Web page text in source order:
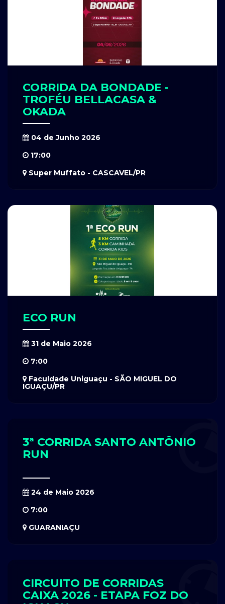
CORRIDA DA BONDADE -
TROFÉU BELLACASA &
OKADA
04 de Junho 2026
17:00
Super Muffato - CASCAVEL/PR
ECO RUN
31 de Maio 2026
7:00
Faculdade Uniguaçu - SÃO MIGUEL DO
IGUAÇU/PR
3ª CORRIDA SANTO ANTÔNIO
RUN
24 de Maio 2026
7:00
GUARANIAÇU
CIRCUITO DE CORRIDAS
CAIXA 2026 - ETAPA FOZ DO